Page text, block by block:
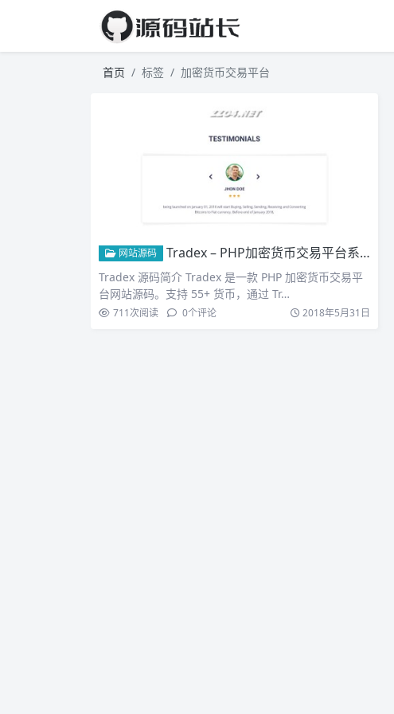
首页 标签 加密货币交易平台
网站源码 Tradex – PHP加密货币交易平台系统
Tradex 源码简介 Tradex 是一款 PHP 加密货币交易平
台网站源码。支持 55+ 货币，通过 Tr…
711次阅读 0个评论 2018年5月31日